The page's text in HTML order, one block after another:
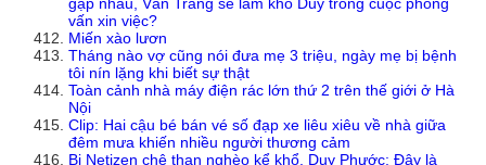
vấn xin việc?
Miến xào lươn
Tháng nào vợ cũng nói đưa mẹ 3 triệu, ngày mẹ bị bệnh
tôi nín lặng khi biết sự thật
Toàn cảnh nhà máy điện rác lớn thứ 2 trên thế giới ở Hà
Nội
Clip: Hai cậu bé bán vé số đạp xe liêu xiêu về nhà giữa
đêm mưa khiến nhiều người thương cảm
Bị Netizen chê than nghèo kể khổ, Duy Phước: Đây là